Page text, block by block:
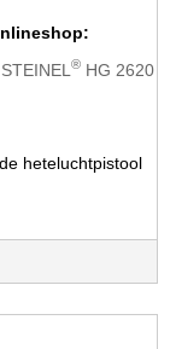
® HG 2620
heteluchtpistool